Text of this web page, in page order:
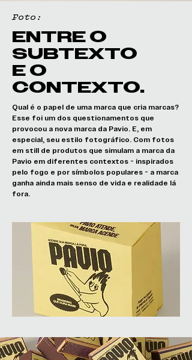
Foto:
ENTRE O
SUBTEXTO
E O
CONTEXTO.
Qual é o papel de uma marca que cria marcas?
Esse foi um dos questionamentos que
provocou a nova marca da Pavio. E, em
especial, seu estilo fotográfico. Com fotos
em still de produtos que simulam a marca da
Pavio em diferentes contextos - inspirados
pelo fogo e por símbolos populares - a marca
ganha ainda mais senso de vida e realidade lá
fora.